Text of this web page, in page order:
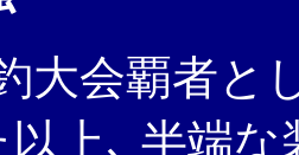
大会覇者と
上､ 半端